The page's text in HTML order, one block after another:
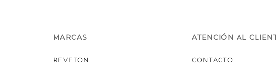
MARCAS
REVETÓN
ATENCIÓN AL
CONTACTO